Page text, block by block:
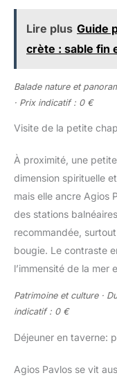
Lire plus Guide
crète : sable fin
Balade nature et
· Prix indicatif : 0 €
Visite de la petite
À proximité, une
dimension spirituelle
mais elle ancre Agios
des stations
recommandée,
bougie. Le contraste
l’immensité de la mer
Patrimoine et culture ·
indicatif : 0 €
Déjeuner en taverne:
Agios Pavlos se vit